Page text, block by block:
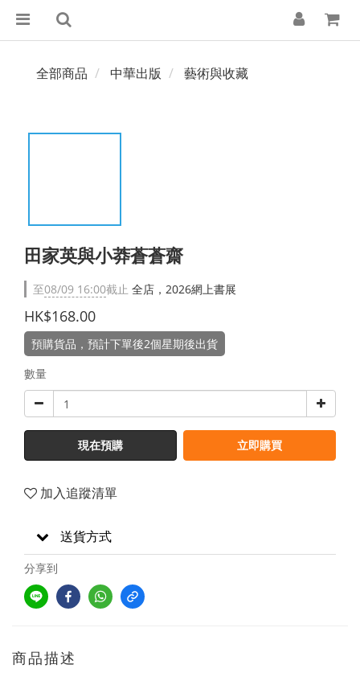
全部商品 中華出版 藝術與收藏
田家英與小莽蒼蒼齋
至08/09 16:00截止 全店，2026網上書展
HK$168.00
預購貨品，預計下單後2個星期後出貨
數量
現在預購 立即購買
加入追蹤清單
送貨方式
分享到
商品描述